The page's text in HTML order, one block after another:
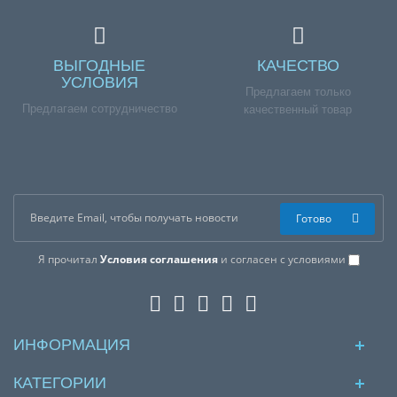
ВЫГОДНЫЕ
УСЛОВИЯ
Предлагаем сотрудничество
КАЧЕСТВО
Предлагаем только
качественный товар
Я прочитал Условия соглашенияи согласен с условиями
Готово
ИНФОРМАЦИЯ
КАТЕГОРИИ